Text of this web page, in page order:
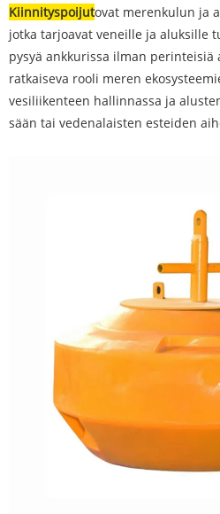
Kiinnityspoijutovat merenkulun ja
jotka tarjoavat veneille ja aluksille
pysyä ankkurissa ilman perinteisiä
ratkaiseva rooli meren
vesiliikenteen hallinnassa ja
sään tai vedenalaisten esteiden